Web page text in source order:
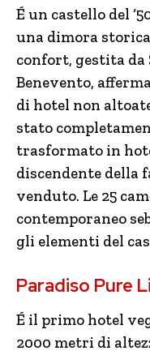
É un castello del
una dimora
confort, gestita
Benevento,
di hotel non
stato
trasformato in
discendente della
venduto. Le 25
contemporaneo
gli elementi del
Paradiso Pure
É il primo hotel
2000 metri di